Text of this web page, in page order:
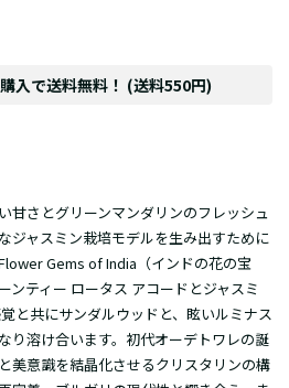
入で送料無料！ (送料550円)
甘さとグリーンマンダリンのフレッシュ
ジャスミン栽培モデルを生み出すために
Gems of India（インドの花の宝
ンティー ロータス アコードとジャスミ
と共にサンダルウッドと、眩いルミナス
り溶け合います。初代オーデトワレの誕
美意識を結晶化させるクリスタリンの構